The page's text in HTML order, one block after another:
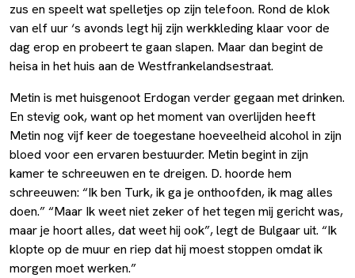
zus en speelt wat spelletjes op zijn telefoon. Rond de klok
van elf uur ‘s avonds legt hij zijn werkkleding klaar voor de
dag erop en probeert te gaan slapen. Maar dan begint de
heisa in het huis aan de Westfrankelandsestraat.
Metin is met huisgenoot Erdogan verder gegaan met drinken.
En stevig ook, want op het moment van overlijden heeft
Metin nog vijf keer de toegestane hoeveelheid alcohol in zijn
bloed voor een ervaren bestuurder. Metin begint in zijn
kamer te schreeuwen en te dreigen. D. hoorde hem
schreeuwen: “Ik ben Turk, ik ga je onthoofden, ik mag alles
doen.” “Maar Ik weet niet zeker of het tegen mij gericht was,
maar je hoort alles, dat weet hij ook”, legt de Bulgaar uit. “Ik
klopte op de muur en riep dat hij moest stoppen omdat ik
morgen moet werken.”